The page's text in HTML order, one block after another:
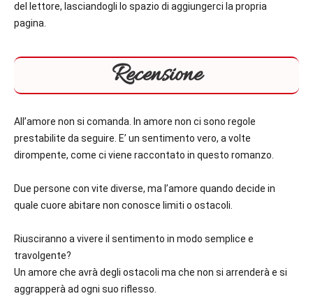
del lettore, lasciandogli lo spazio di aggiungerci la propria
pagina.
Recensione
All’amore non si comanda. In amore non ci sono regole
prestabilite da seguire. E’ un sentimento vero, a volte
dirompente, come ci viene raccontato in questo romanzo.
Due persone con vite diverse, ma l’amore quando decide in
quale cuore abitare non conosce limiti o ostacoli.
Riusciranno a vivere il sentimento in modo semplice e
travolgente?
Un amore che avrà degli ostacoli ma che non si arrenderà e si
aggrapperà ad ogni suo riflesso.